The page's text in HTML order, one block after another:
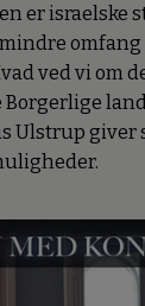
er israelske
ved vi om
Borgerlige
Ulstrup giver